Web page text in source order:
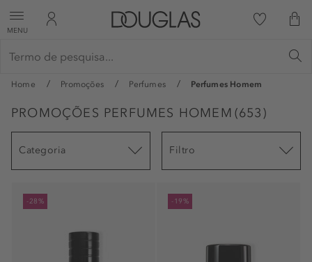
MENU
Home Promoções Perfumes Perfumes Homem
PROMOÇÕES PERFUMES HOMEM (653)
Categoria Filtro
-28% -19%